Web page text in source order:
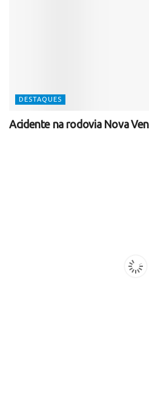
DESTAQUES
Acidente na rodovia Nova